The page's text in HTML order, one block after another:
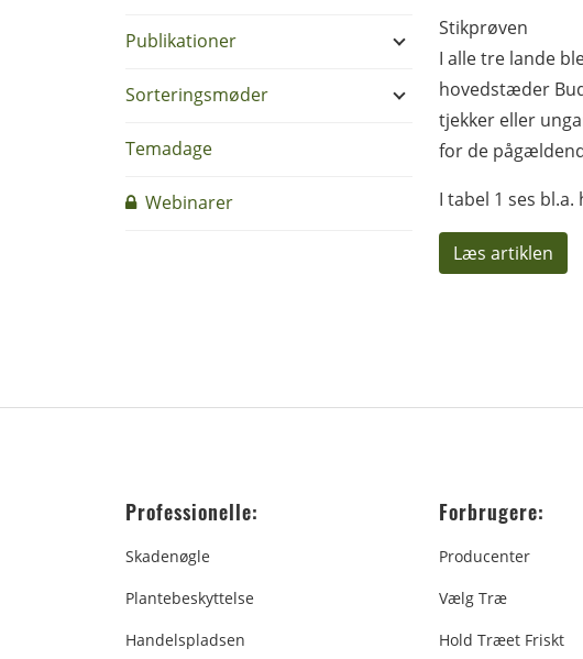
Publikationer
Sorteringsmøder
Temadage
Webinarer
Stikprøven
I alle tre lande
hovedstæder
tjekker eller
for de
I tabel 1 ses
Læs artiklen
Professionelle:
Skadenøgle
Plantebeskyttelse
Handelspladsen
Forbrugere:
Producenter
Vælg Træ
Hold Træet Friskt